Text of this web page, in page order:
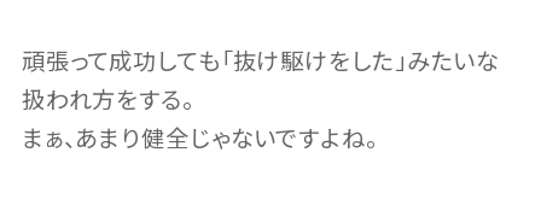
頑張って成功しても「抜け駆けをした」みたいな
扱われ方をする。
まぁ、あまり健全じゃないですよね。